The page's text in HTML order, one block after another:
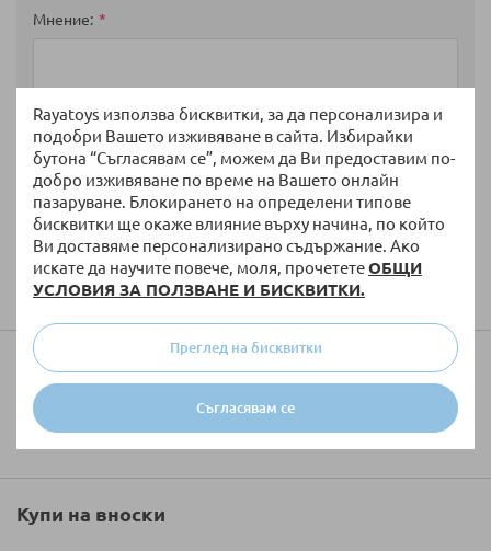
Rayatoys използва бисквитки, за да персонализира и
подобри Вашето изживяване в сайта. Избирайки
бутона “Съгласявам се”, можем да Ви предоставим по-
добро изживяване по време на Вашето онлайн
пазаруване. Блокирането на определени типове
бисквитки ще окаже влияние върху начина, по който
Ви доставяме персонализирано съдържание. Ако
искате да научите повече, моля, прочететеОБЩИ
УСЛОВИЯ ЗА ПОЛЗВАНЕ И БИСКВИТКИ.
Съгласявам се
Преглед на бисквитки
Мнение
Изпратете
Колко ще струва доставката?
Купи на вноски